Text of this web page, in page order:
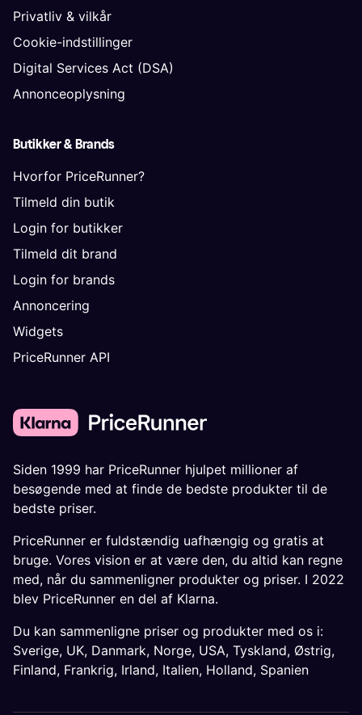
Privatliv & vilkår
Cookie-indstillinger
Digital Services Act (DSA)
Annonceoplysning
Butikker & Brands
Hvorfor PriceRunner?
Tilmeld din butik
Login for butikker
Tilmeld dit brand
Login for brands
Annoncering
Widgets
PriceRunner API
Siden 1999 har PriceRunner hjulpet millioner af
besøgende med at finde de bedste produkter til de
bedste priser.
PriceRunner er fuldstændig uafhængig og gratis at
bruge. Vores vision er at være den, du altid kan regne
med, når du sammenligner produkter og priser. I 2022
blev PriceRunner en del af Klarna.
Du kan sammenligne priser og produkter med os i:
Sverige, UK, Danmark, Norge, USA, Tyskland, Østrig,
Finland, Frankrig, Irland, Italien, Holland, Spanien